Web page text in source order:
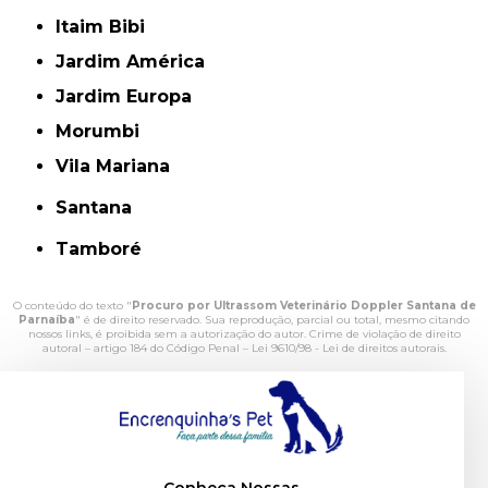
Itaim Bibi
Jardim América
Jardim Europa
Morumbi
Vila Mariana
Santana
Tamboré
O conteúdo do texto "Procuro por Ultrassom Veterinário Doppler Santana de
Parnaíba" é de direito reservado. Sua reprodução, parcial ou total, mesmo citando
nossos links, é proibida sem a autorização do autor. Crime de violação de direito
autoral – artigo 184 do Código Penal – Lei 9610/98 - Lei de direitos autorais.